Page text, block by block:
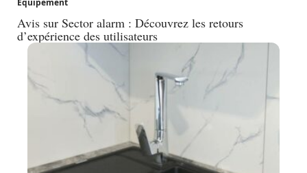
Avis sur Sector alarm : Découvrez les retours
d’expérience des utilisateurs